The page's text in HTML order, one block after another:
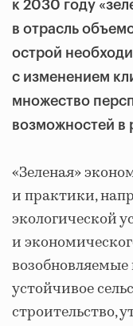
к 2030 году
в отрасль
острой
с изменением
множество
возможностей в
«Зеленая»
и практики,
экологической
и
устойчивое
строительство,